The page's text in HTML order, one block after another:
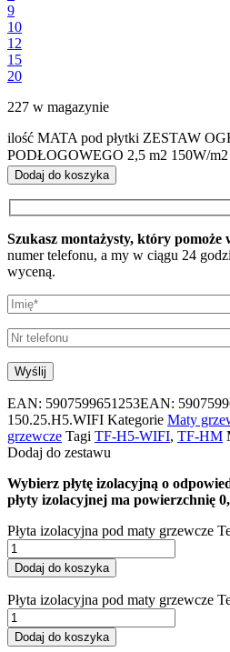
9
10
12
15
20
227 w magazynie
ilość MATA pod płytki ZESTAW
PODŁOGOWEGO 2,5 m2 150W/
Dodaj do koszyka
Szukasz montażysty, który pomoże
numer telefonu, a my w ciągu 24
wyceną.
EAN: 5907599651253EAN:
150.25.H5.WIFI Kategorie Maty
grzewcze Tagi TF-H5-WIFI, TF-HM
Dodaj do zestawu
Wybierz płytę izolacyjną o
płyty izolacyjnej ma powierzchnię
Płyta izolacyjna pod maty grzewcze
Dodaj do koszyka
Płyta izolacyjna pod maty grzewcze
Dodaj do koszyka